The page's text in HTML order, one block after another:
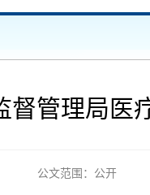
督管理局医
公文范围：公开